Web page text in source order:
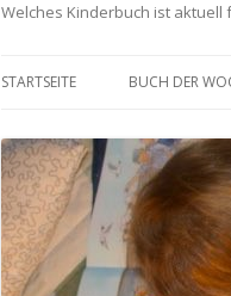
Welches Kinderbuch ist
STARTSEITE BUCH DER